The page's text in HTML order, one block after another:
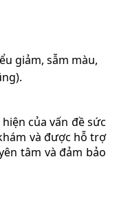
giảm, sẫm màu,
của vấn đề sức
và được hỗ trợ
tâm và đảm bảo